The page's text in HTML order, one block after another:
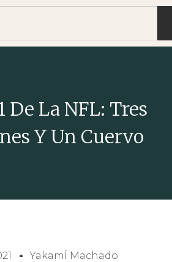
De La NFL: Tres
Y Un Cuervo
YakamÍ Machado